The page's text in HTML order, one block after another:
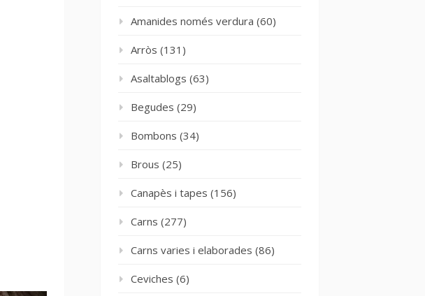
Amanides només verdura (60)
Arròs (131)
Asaltablogs (63)
Begudes (29)
Bombons (34)
Brous (25)
Canapès i tapes (156)
Carns (277)
Carns varies i elaborades (86)
Ceviches (6)